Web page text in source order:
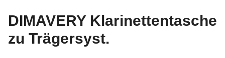
DIMAVERY Klarinettentasche
zu Trägersyst.